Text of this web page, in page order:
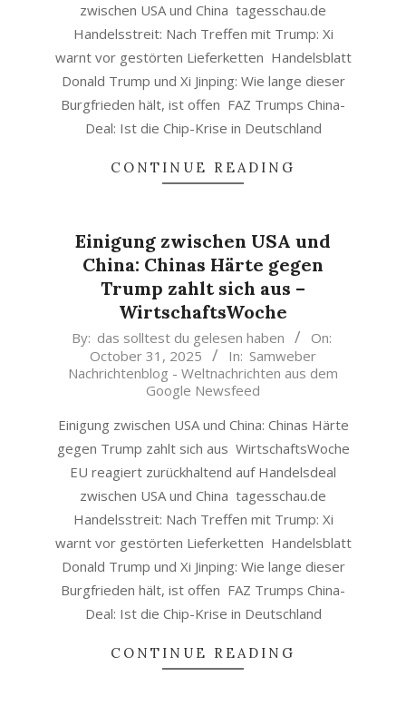
zwischen USA und China tagesschau.de
Handelsstreit: Nach Treffen mit Trump: Xi
warnt vor gestörten Lieferketten Handelsblatt
Donald Trump und Xi Jinping: Wie lange dieser
Burgfrieden hält, ist offen FAZ Trumps China-
Deal: Ist die Chip-Krise in Deutschland
CONTINUE READING
Einigung zwischen USA und
China: Chinas Härte gegen
Trump zahlt sich aus –
WirtschaftsWoche
2025-
31
By: das solltest du gelesen haben
On:
October 31, 2025
In: Samweber
Nachrichtenblog - Weltnachrichten aus dem
Google Newsfeed
Einigung zwischen USA und China: Chinas Härte
gegen Trump zahlt sich aus WirtschaftsWoche
EU reagiert zurückhaltend auf Handelsdeal
zwischen USA und China tagesschau.de
Handelsstreit: Nach Treffen mit Trump: Xi
warnt vor gestörten Lieferketten Handelsblatt
Donald Trump und Xi Jinping: Wie lange dieser
Burgfrieden hält, ist offen FAZ Trumps China-
Deal: Ist die Chip-Krise in Deutschland
CONTINUE READING